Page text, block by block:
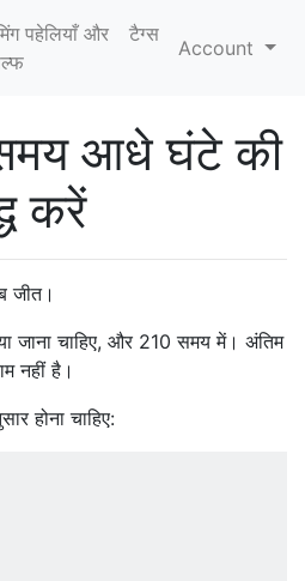
पहेलियाँ और
टैग्‍स
Account
आधे घंटे की
करें
जीत।
जाना चाहिए, और 210 समय में। अंतिम
नहीं है।
होना चाहिए: